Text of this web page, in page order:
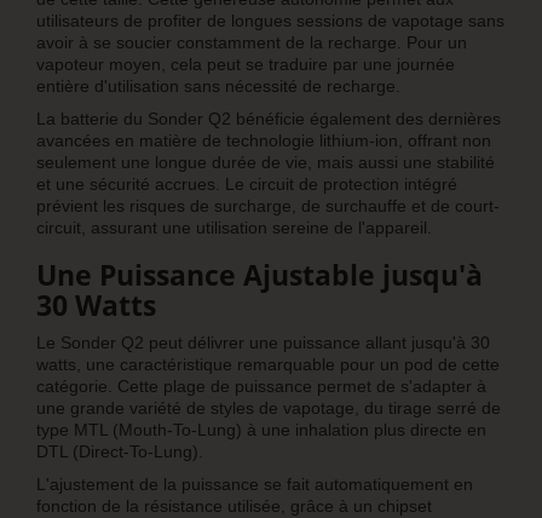
utilisateurs de profiter de longues sessions de vapotage sans
avoir à se soucier constamment de la recharge. Pour un
vapoteur moyen, cela peut se traduire par une journée
entière d'utilisation sans nécessité de recharge.
La batterie du Sonder Q2 bénéficie également des dernières
avancées en matière de technologie lithium-ion, offrant non
seulement une longue durée de vie, mais aussi une stabilité
et une sécurité accrues. Le circuit de protection intégré
prévient les risques de surcharge, de surchauffe et de court-
circuit, assurant une utilisation sereine de l'appareil.
Une Puissance Ajustable jusqu'à
30 Watts
Le Sonder Q2 peut délivrer une puissance allant jusqu'à 30
watts, une caractéristique remarquable pour un pod de cette
catégorie. Cette plage de puissance permet de s'adapter à
une grande variété de styles de vapotage, du tirage serré de
type MTL (Mouth-To-Lung) à une inhalation plus directe en
DTL (Direct-To-Lung).
L'ajustement de la puissance se fait automatiquement en
fonction de la résistance utilisée, grâce à un chipset